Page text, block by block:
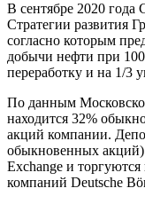
В сентябре 2020 года
Стратегии развития
согласно которым
добычи нефти при
переработку и на 1/3
По данным
находится 32%
акций компании.
обыкновенных
Exchange и
компаний Deutsche